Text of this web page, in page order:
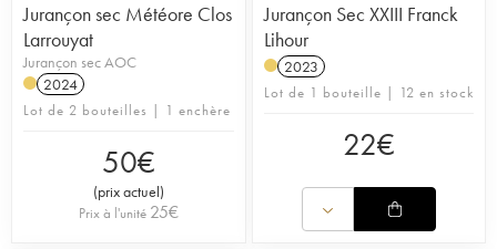
Jurançon sec Météore Clos
Larrouyat
Jurançon sec AOC
2024
Lot de 2 bouteilles | 1 enchère
50€
(prix actuel)
Prix à l'unité 25€
Jurançon Sec XXIII Franck
Lihour
2023
Lot de 1 bouteille | 12 en stock
22€